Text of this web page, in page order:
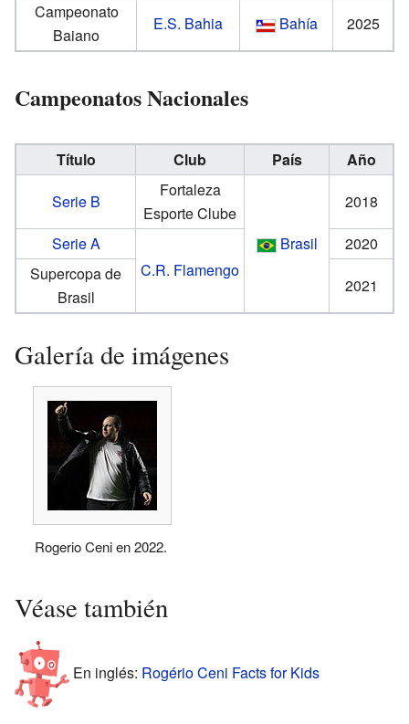
Campeonato
Baiano
E.S. Bahia Bahía 2025
Campeonatos Nacionales
Título Club País
Año
Serie B
Fortaleza
Esporte Clube
Brasil
2018
Serie A
C.R. Flamengo
2020
Supercopa de
Brasil
2021
Galería de imágenes
Rogerio Ceni en 2022.
Véase también
En inglés: Rogério Ceni Facts for Kids